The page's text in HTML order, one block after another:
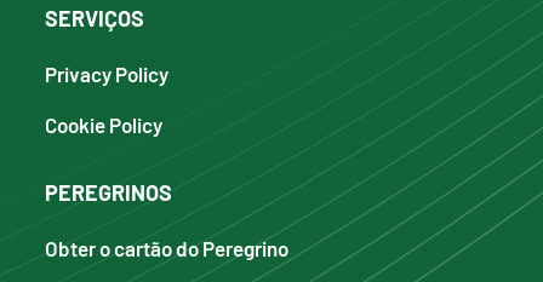
SERVIÇOS
Privacy Policy
Cookie Policy
PEREGRINOS
Obter o cartão do Peregrino